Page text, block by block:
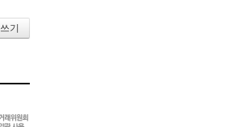
쓰기